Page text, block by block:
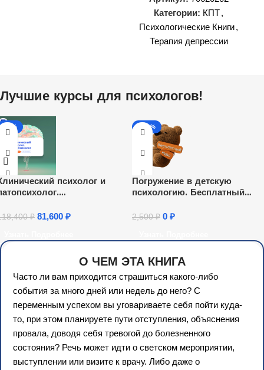
Категории: КПТ,
Психологические Книги,
Терапия депрессии
Лучшие курсы для психологов!
-31%
психолог и
₽ 81,600 ₽
-100%
Погружение в детскую
психологию. Бесплатный
2,500₽ 0 ₽
О ЧЕМ ЭТА КНИГА
Часто ли вам приходится страшиться какого-либо
события за много дней или недель до него? С
переменным успехом вы уговариваете себя пойти куда-
то, при этом планируете пути отступления, объяснения
провала, доводя себя тревогой до болезненного
состояния? Речь может идти о светском мероприятии,
выступлении или визите к врачу. Либо даже о